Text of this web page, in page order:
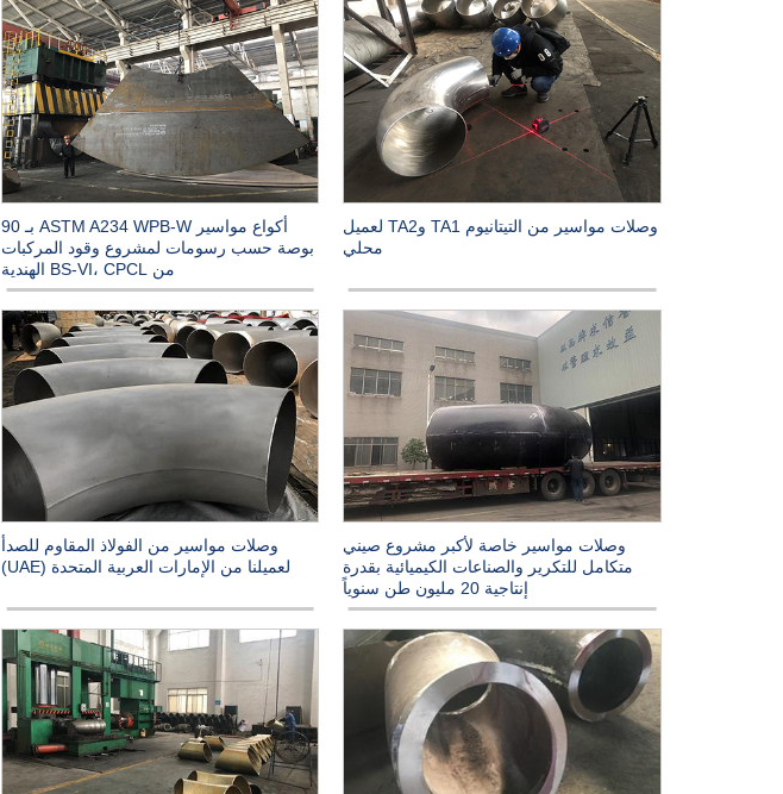
وصلات مواسير من التيتانيوم TA1 وTA2 لعميل
محلي
أكواع مواسير ASTM A234 WPB-W بـ 90
بوصة حسب رسومات لمشروع وقود المركبات
من BS-VI، CPCL الهندية
وصلات مواسير خاصة لأكبر مشروع صيني
متكامل للتكرير والصناعات الكيميائية بقدرة
إنتاجية 20 مليون طن سنوياً
وصلات مواسير من الفولاذ المقاوم للصدأ
لعميلنا من الإمارات العربية المتحدة (UAE)